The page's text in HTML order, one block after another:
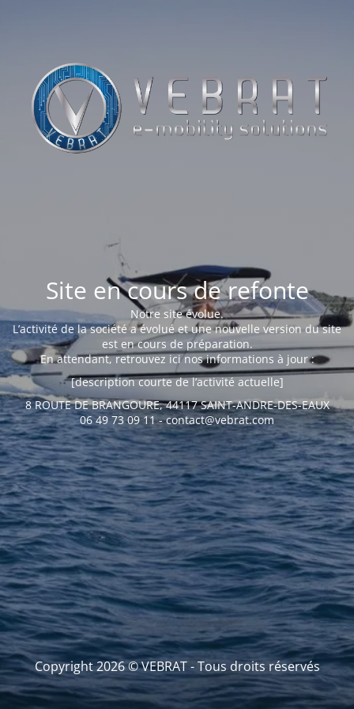
Site en cours de refonte
Notre site évolue.
L’activité de la société a évolué et une nouvelle version du site
est en cours de préparation.
En attendant, retrouvez ici nos informations à jour :
[description courte de l’activité actuelle]
8 ROUTE DE BRANGOURE, 44117 SAINT-ANDRE-DES-EAUX
06 49 73 09 11 - contact@vebrat.com
Copyright 2026 © VEBRAT - Tous droits réservés